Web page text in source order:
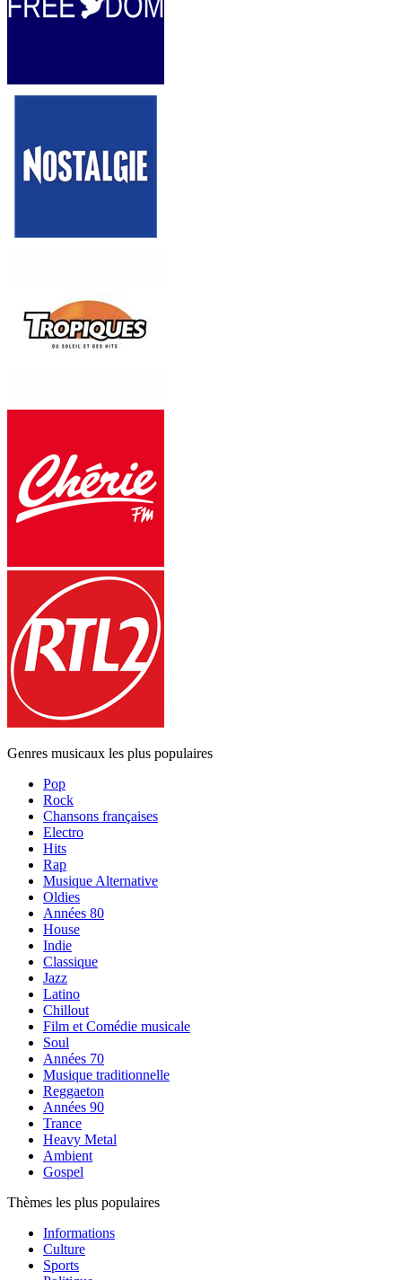
Genres musicaux les plus populaires
Pop
Rock
Chansons françaises
Electro
Hits
Rap
Musique Alternative
Oldies
Années 80
House
Indie
Classique
Jazz
Latino
Chillout
Film et Comédie musicale
Soul
Années 70
Musique traditionnelle
Reggaeton
Années 90
Trance
Heavy Metal
Ambient
Gospel
Thèmes les plus populaires
Informations
Culture
Sports